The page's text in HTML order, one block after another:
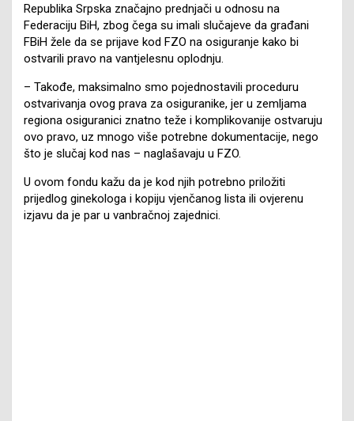
Republika Srpska značajno prednjači u odnosu na
Federaciju BiH, zbog čega su imali slučajeve da građani
FBiH žele da se prijave kod FZO na osiguranje kako bi
ostvarili pravo na vantjelesnu oplodnju.
– Takođe, maksimalno smo pojednostavili proceduru
ostvarivanja ovog prava za osiguranike, jer u zemljama
regiona osiguranici znatno teže i komplikovanije ostvaruju
ovo pravo, uz mnogo više potrebne dokumentacije, nego
što je slučaj kod nas – naglašavaju u FZO.
U ovom fondu kažu da je kod njih potrebno priložiti
prijedlog ginekologa i kopiju vjenčanog lista ili ovjerenu
izjavu da je par u vanbračnoj zajednici.